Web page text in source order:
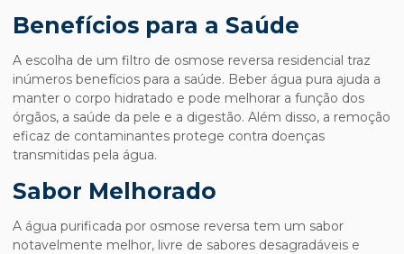
Benefícios para a Saúde
A escolha de um filtro de osmose reversa residencial traz
inúmeros benefícios para a saúde. Beber água pura ajuda a
manter o corpo hidratado e pode melhorar a função dos
órgãos, a saúde da pele e a digestão. Além disso, a remoção
eficaz de contaminantes protege contra doenças
transmitidas pela água.
Sabor Melhorado
A água purificada por osmose reversa tem um sabor
notavelmente melhor, livre de sabores desagradáveis e